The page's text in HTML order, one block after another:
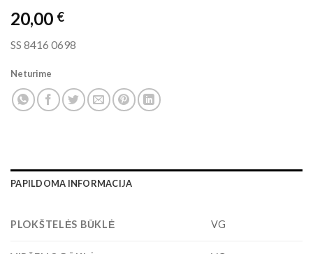
20,00 €
SS 8416 0698
Neturime
PAPILDOMA INFORMACIJA
PLOKŠTELĖS BŪKLĖ VG